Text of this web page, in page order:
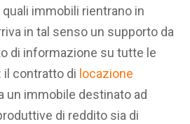
immobili rientrano in
in tal senso un supporto da
di informazione su tutte le
il contratto di locazione
un immobile destinato ad
di reddito sia di